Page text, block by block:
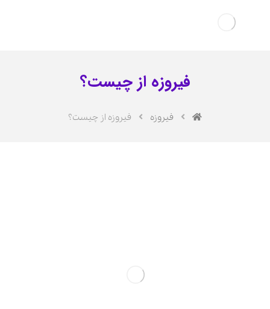
فیروزه از چیست؟
فیروزه فیروزه از چیست؟